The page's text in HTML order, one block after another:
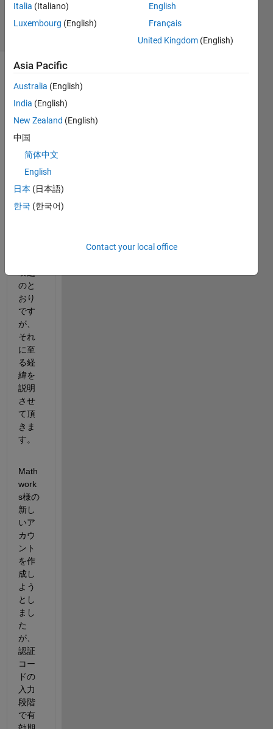
2024
24 Views
この
度は
話に
なり
ま
のと
おり
です
が、
それ
に至
る経
緯を
説明
させ
て頂
きま
す。
Math
work
s様の
新し
いア
カウ
ント
を作
成し
よう
とし
まし
た
が、
認証
コー
ドの
入力
段階
で有
Italia (Italiano)
Luxembourg (English)
English
Français
United Kingdom (English)
Asia Pacific
Australia (English)
India (English)
New Zealand (English)
中国
简体中文
English
日本 (日本語)
한국 (한국어)
Contact your local office